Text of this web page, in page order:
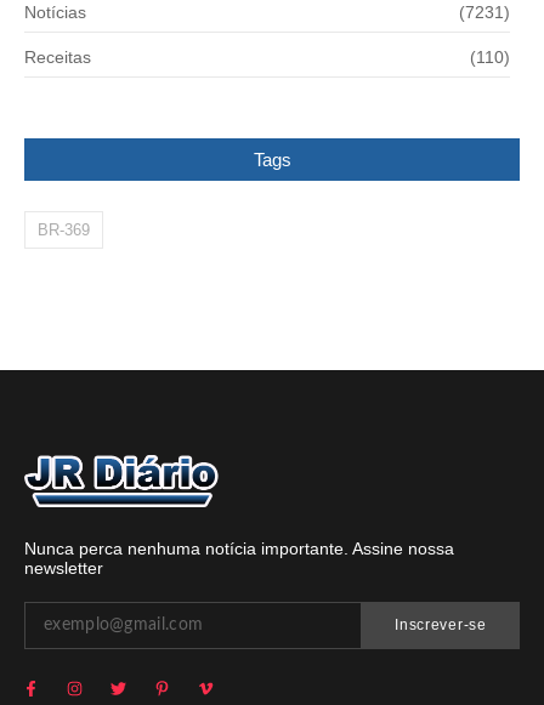
Notícias (7231)
Receitas (110)
Tags
BR-369
Nunca perca nenhuma notícia importante. Assine nossa
newsletter
Inscrever-se